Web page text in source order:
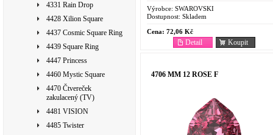
4331 Rain Drop
4428 Xilion Square
4437 Cosmic Square Ring
4439 Square Ring
4447 Princess
4460 Mystic Square
4470 Čtvereček
zakulacený (TV)
4481 VISION
4485 Twister
Výrobce: SWAROVSKI
Dostupnost: Skladem
Cena: 72,06 Kč
Koupit
Detail
4706 MM 12 ROSE F